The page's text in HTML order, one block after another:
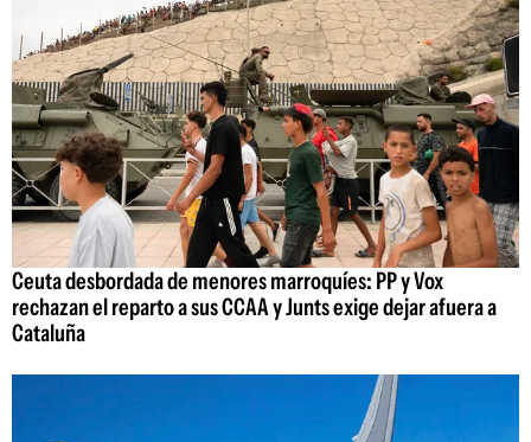
Ceuta desbordada de menores marroquíes: PP y Vox
rechazan el reparto a sus CCAA y Junts exige dejar afuera a
Cataluña